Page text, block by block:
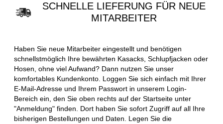
SCHNELLE LIEFERUNG FÜR NEUE
MITARBEITER
Haben Sie neue Mitarbeiter eingestellt und benötigen
schnellstmöglich Ihre bewährten Kasacks, Schlupfjacken oder
Hosen, ohne viel Aufwand? Dann nutzen Sie unser
komfortables Kundenkonto. Loggen Sie sich einfach mit Ihrer
E-Mail-Adresse und Ihrem Passwort in unserem Login-
Bereich ein, den Sie oben rechts auf der Startseite unter
"Anmeldung" finden. Dort haben Sie sofort Zugriff auf all Ihre
bisherigen Bestellungen und Daten. Legen Sie die